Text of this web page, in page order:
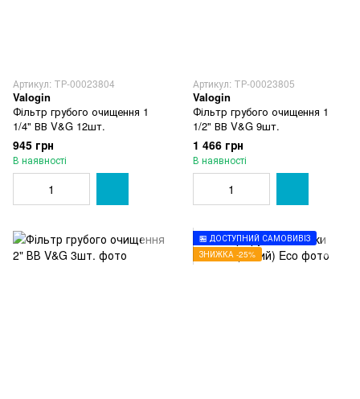
Артикул: ТР-00023804
Valogin
Фільтр грубого очищення 1
1/4" ВВ V&G 12шт.
945 грн
В наявності
Артикул: ТР-00023805
Valogin
Фільтр грубого очищення 1
1/2" ВВ V&G 9шт.
1 466 грн
В наявності
🏪 ДОСТУПНИЙ САМОВИВІЗ
ЗНИЖКА -25%